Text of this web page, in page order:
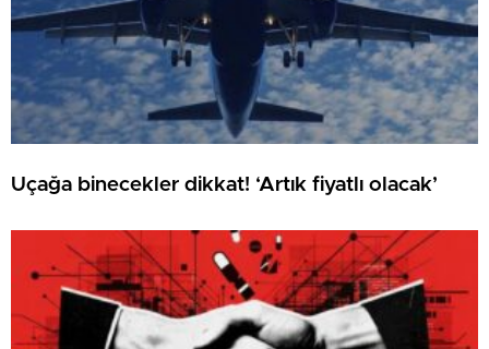
Uçağa binecekler dikkat! ‘Artık fiyatlı olacak’